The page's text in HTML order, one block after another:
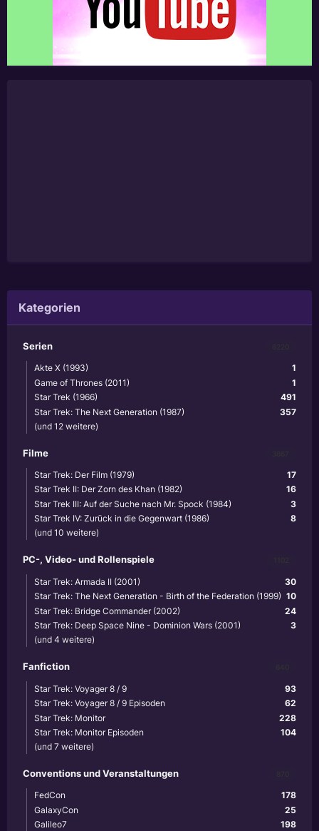
Kategorien
Serien
1
Akte X (1993)
1
Game of Thrones (2011)
491
Star Trek (1966)
357
Star Trek: The Next Generation (1987)
(und 12 weitere)
Filme
17
Star Trek: Der Film (1979)
16
Star Trek II: Der Zorn des Khan (1982)
3
Star Trek III: Auf der Suche nach Mr. Spock (1984)
8
Star Trek IV: Zurück in die Gegenwart (1986)
(und 10 weitere)
PC-, Video- und Rollenspiele
30
Star Trek: Armada II (2001)
10
Star Trek: The Next Generation - Birth of the Federation (1999)
24
Star Trek: Bridge Commander (2002)
3
Star Trek: Deep Space Nine - Dominion Wars (2001)
(und 4 weitere)
Fanfiction
93
Star Trek: Voyager 8 / 9
62
Star Trek: Voyager 8 / 9 Episoden
228
Star Trek: Monitor
104
Star Trek: Monitor Episoden
(und 7 weitere)
Conventions und Veranstaltungen
178
FedCon
25
GalaxyCon
198
Galileo7